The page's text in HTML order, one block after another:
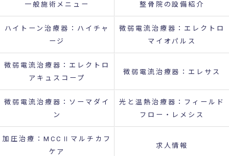
一般施術メニュー 整骨院の設備紹介
ハイトーン治療器：ハイチャ
ージ
微弱電流治療器：エレクトロ
マイオパルス
微弱電流治療器：エレクトロ
アキュスコープ
微弱電流治療器：エレサス
微弱電流治療器：ソーマダイ
ン
光と温熱治療器：フィールド
フロー・レメシス
加圧治療：MCCⅡマルチカフ
ケア
求人情報